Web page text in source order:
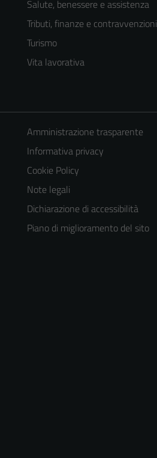
Salute, benessere e assistenza
Tributi, finanze e contravvenzioni
Turismo
Vita lavorativa
Amministrazione trasparente
Informativa privacy
Cookie Policy
Note legali
Dichiarazione di accessibilità
Piano di miglioramento del sito